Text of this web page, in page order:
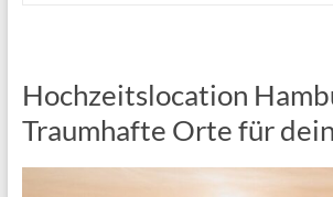
Hochzeitslocation
Traumhafte Orte für